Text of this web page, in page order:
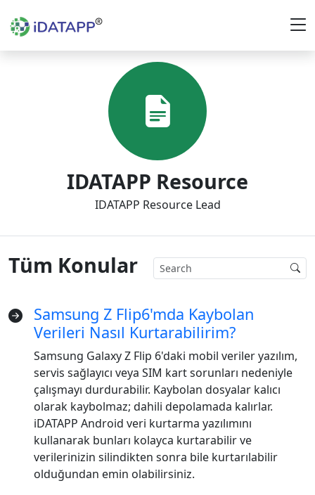
IDATAPP Resource
IDATAPP Resource Lead
Tüm Konular
Samsung Z Flip6'mda Kaybolan
Verileri Nasıl Kurtarabilirim?
Samsung Galaxy Z Flip 6'daki mobil veriler yazılım,
servis sağlayıcı veya SIM kart sorunları nedeniyle
çalışmayı durdurabilir. Kaybolan dosyalar kalıcı
olarak kaybolmaz; dahili depolamada kalırlar.
iDATAPP Android veri kurtarma yazılımını
kullanarak bunları kolayca kurtarabilir ve
verilerinizin silindikten sonra bile kurtarılabilir
olduğundan emin olabilirsiniz.